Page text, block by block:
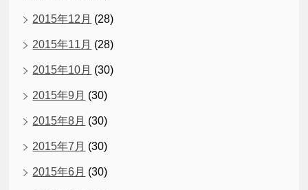
2015年12月 (28)
2015年11月 (28)
2015年10月 (30)
2015年9月 (30)
2015年8月 (30)
2015年7月 (30)
2015年6月 (30)